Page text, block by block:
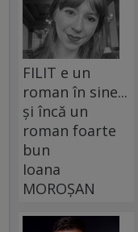
FILIT e un
roman în sine...
și încă un
roman foarte
bun
Ioana
MOROȘAN